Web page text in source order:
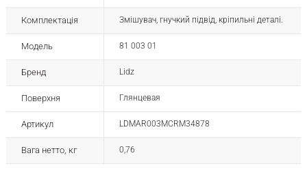
Комплектація Змішувач, гнучкий підвід, кріпильні деталі.
Модель 81 003 01
Бренд Lidz
Поверхня Глянцевая
Артикул LDMAR003MCRM34878
Вага нетто, кг 0,76